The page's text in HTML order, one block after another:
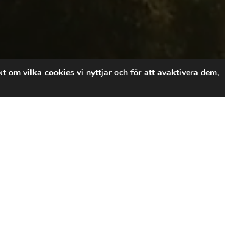
om vilka cookies vi nyttjar och för att avaktivera dem,